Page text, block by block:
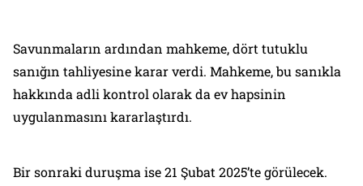
Savunmaların ardından mahkeme, dört tutuklu
sanığın tahliyesine karar verdi. Mahkeme, bu sanıkla
hakkında adli kontrol olarak da ev hapsinin
uygulanmasını kararlaştırdı.
Bir sonraki duruşma ise 21 Şubat 2025’te görülecek.